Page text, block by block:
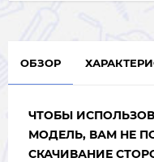
ОБЗОР
ЧТОБЫ
МОДЕЛЬ, ВАМ НЕ
СКАЧИВАНИЕ